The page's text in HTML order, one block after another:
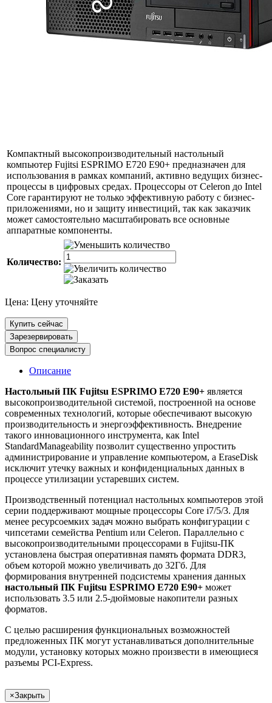
Компактный высокопроизводительный настольный
компьютер Fujitsi ESPRIMO E720 E90+ предназначен для
использования в рамках компаний, активно ведущих бизнес-
процессы в цифровых средах. Процессоры от Celeron до Intel
Core гарантируют не только эффективную работу с бизнес-
приложениями, но и защиту инвестиций, так как заказчик
может самостоятельно масштабировать все основные
аппаратные компоненты.
Количество:
Цена: Цену уточняйте
Купить сейчас
Зарезервировать
Вопрос специалисту
Описание
Настольный ПК Fujitsu ESPRIMO E720 E90+ является
высокопроизводительной системой, построенной на основе
современных технологий, которые обеспечивают высокую
производительность и энергоэффективность. Внедрение
такого инновационного инструмента, как Intel
StandardManageability позволит существенно упростить
администрирование и управление компьютером, а EraseDisk
исключит утечку важных и конфиденциальных данных в
процессе утилизации устаревших систем.
Производственный потенциал настольных компьютеров этой
серии поддерживают мощные процессоры Core i7/5/3. Для
менее ресурсоемких задач можно выбрать конфигурации с
чипсетами семейства Pentium или Celeron. Параллельно с
высокопроизводительными процессорами в Fujitsu-ПК
установлена быстрая оперативная память формата DDR3,
объем которой можно увеличивать до 32Гб. Для
формирования внутренней подсистемы хранения данных
настольный ПК Fujitsu ESPRIMO E720 E90+ может
использовать 3.5 или 2.5-дюймовые накопители разных
форматов.
С целью расширения функциональных возможностей
предложенных ПК могут устанавливаться дополнительные
модули, установку которых можно произвести в имеющиеся
разъемы PCI-Express.
×Закрыть